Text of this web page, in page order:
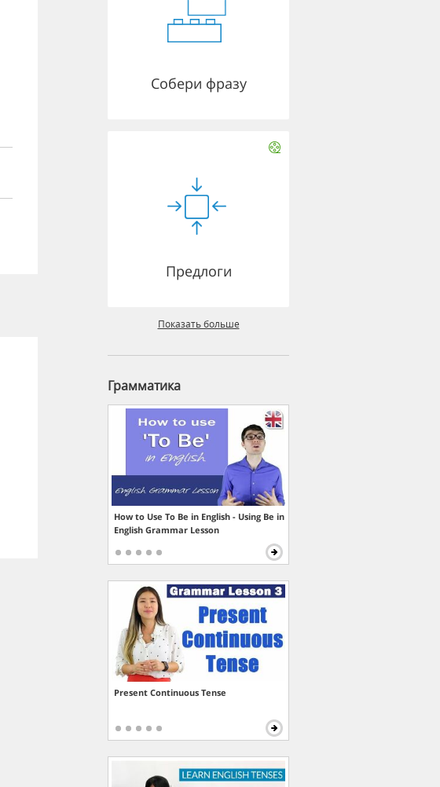
Собери фразу
Предлоги
Показать больше
Грамматика
How to Use To Be in English - Using Be in
English Grammar Lesson
Present Continuous Tense